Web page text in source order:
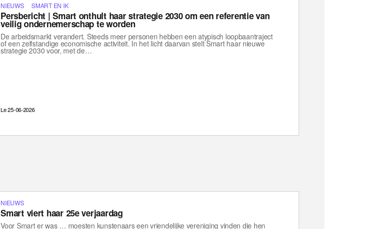
NIEUWS SMART EN IK
Persbericht | Smart onthult haar strategie 2030 om een referentie van
veilig ondernemerschap te worden
De arbeidsmarkt verandert. Steeds meer personen hebben een atypisch loopbaantraject
of een zelfstandige economische activiteit. In het licht daarvan stelt Smart haar nieuwe
strategie 2030 voor, met de…
Le 25-06-2026
NIEUWS
Smart viert haar 25e verjaardag
Voor Smart er was … moesten kunstenaars een vriendelijke vereniging vinden die hen